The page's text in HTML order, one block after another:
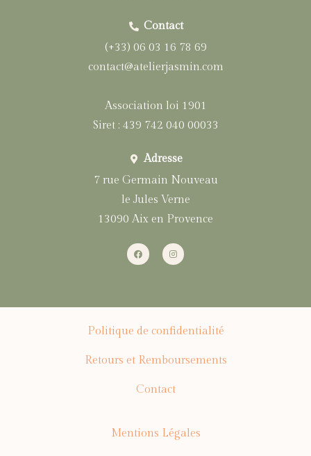
Contact
(+33) 06 03 16 78 69
contact@atelierjasmin.com
Association loi 1901
Siret : 439 742 040 00033
Adresse
7 rue Germain Nouveau
le Jules Verne
13090 Aix en Provence
Politique de confidentialité
Retours et Remboursements
Contact
Mentions Légales